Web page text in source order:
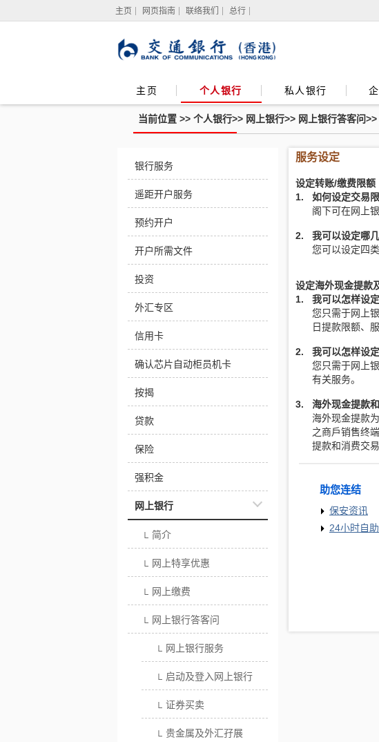
主页 网页指南 联络我们 总行
主页 个人银行 私人银行
当前位置 >> 个人银行>> 网上银行>> 网上银行答客问>>
银行服务
遥距开户服务
预约开户
开户所需文件
投资
外汇专区
信用卡
确认芯片自动柜员机卡
按揭
贷款
保险
强积金
网上银行
└ 简介
└ 网上特享优惠
└ 网上缴费
└ 网上银行答客问
└ 网上银行服务
└ 启动及登入网上银行
└ 证券买卖
└ 贵金属及外汇孖展
服务设定
设定转账/缴费限额
1. 如何设定交易
阁下可在网上
2. 我可以设定哪
您可以设定四
设定海外现金提款
1. 我可以怎样设
您只需于网上
日提款限额、
2. 我可以怎样设
您只需于网上
有关服务。
3. 海外现金提款
海外现金提款
之商戶销售终
提款和消费交
助您连结
保安资讯
24小时自